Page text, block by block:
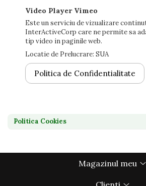
Video Player Vimeo
Este un serviciu de vizualizare
InterActiveCorp care ne permite sa
tip video in paginile web.
Locatie de Prelucrare: SUA
Politica de Confidentialitate
Politica Cookies
Magazinul meu